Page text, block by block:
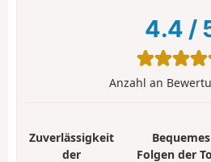
4.4 /
Anzahl an
Zuverlässigkeit
der
Bequemes
Folgen der